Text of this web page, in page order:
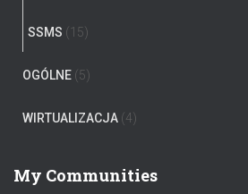
SSMS (15)
OGÓLNE (5)
WIRTUALIZACJA (4)
My Communities